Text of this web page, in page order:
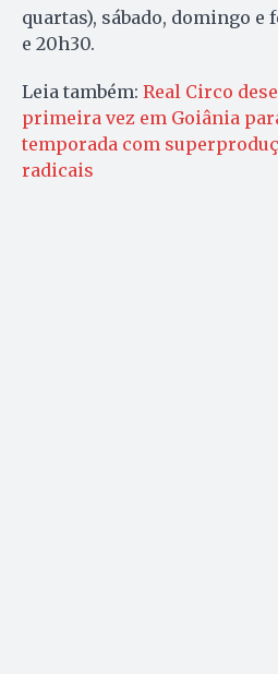
quartas), sábado, domingo e
e 20h30.
Leia também: Real Circo
primeira vez em Goiânia
temporada com
radicais